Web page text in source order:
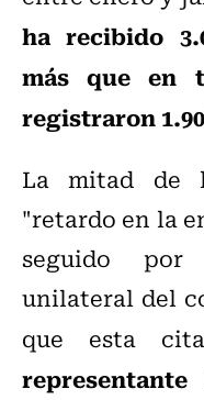
ha recibido
más que en
registraron
La mitad de
"retardo en la
seguido
unilateral del
que esta